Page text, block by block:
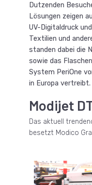
Dutzenden
Lösungen zeigen
UV-Digitaldruck
Textilien und
standen dabei die
sowie das
System PeriOne
in Europa vertreibt.
Modijet
Das aktuell
besetzt Modico